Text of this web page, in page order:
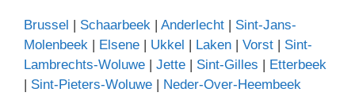
Brussel | Schaarbeek | Anderlecht | Sint-Jans-
Molenbeek | Elsene | Ukkel | Laken | Vorst | Sint-
Lambrechts-Woluwe | Jette | Sint-Gilles | Etterbeek
| Sint-Pieters-Woluwe | Neder-Over-Heembeek